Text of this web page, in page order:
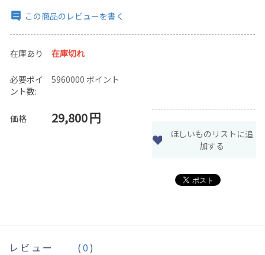
この商品のレビューを書く
在庫あり 在庫切れ
必要ポイ
ント数:
5960000 ポイント
価格 29,800円
ほしいものリストに追
加する
レビュー (0)